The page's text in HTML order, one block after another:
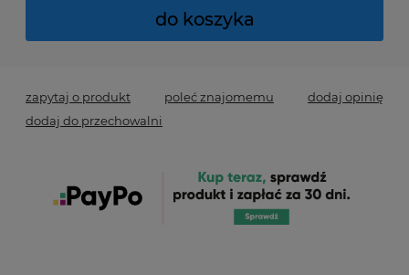
do koszyka
zapytaj o produkt poleć znajomemu
dodaj opinię
dodaj do przechowalni